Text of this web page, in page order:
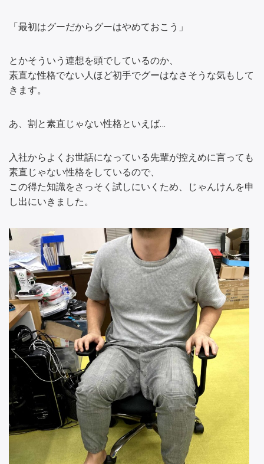
「最初はグーだからグーはやめておこう」
とかそういう連想を頭でしているのか、
素直な性格でない人ほど初手でグーはなさそうな気もして
きます。
あ、割と素直じゃない性格といえば…
入社からよくお世話になっている先輩が控えめに言っても
素直じゃない性格をしているので、
この得た知識をさっそく試しにいくため、じゃんけんを申
し出にいきました。